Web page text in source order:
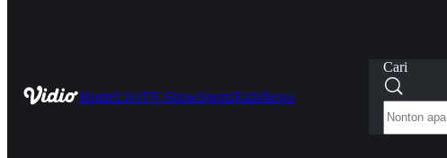
HomeLiveTV ShowSportsKidsNews
Cari